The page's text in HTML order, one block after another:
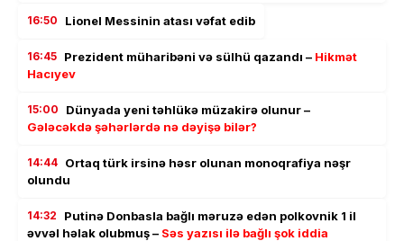
16:50 Lionel Messinin atası vəfat edib
16:45 Prezident müharibəni və sülhü qazandı – Hikmət
Hacıyev
15:00
Dünyada yeni təhlükə müzakirə olunur –
Gələcəkdə şəhərlərdə nə dəyişə bilər?
14:44 Ortaq türk irsinə həsr olunan monoqrafiya nəşr
olundu
14:32
Putinə Donbasla bağlı məruzə edən polkovnik 1 il
əvvəl həlak olubmuş – Səs yazısı ilə bağlı şok iddia